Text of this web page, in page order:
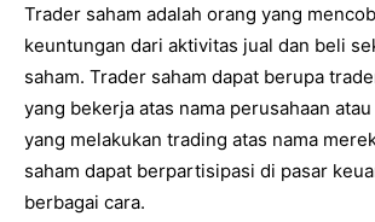
Trader saham adalah orang yang
keuntungan dari aktivitas jual dan beli
saham. Trader saham dapat berupa
yang bekerja atas nama perusahaan
yang melakukan trading atas nama
saham dapat berpartisipasi di pasar
berbagai cara.